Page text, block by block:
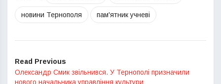
новини Тернополя пам'ятник учневі
Read Previous
Олександр Смик звільнився. У Тернополі призначили
нового начальника управління культури